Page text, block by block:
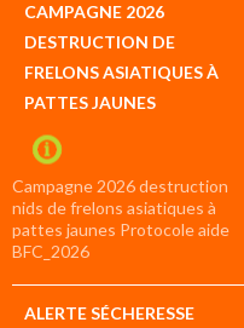
CAMPAGNE 2026
DESTRUCTION DE
FRELONS ASIATIQUES À
PATTES JAUNES
Campagne 2026 destruction
nids de frelons asiatiques à
pattes jaunes Protocole aide
BFC_2026
ALERTE SÉCHERESSE